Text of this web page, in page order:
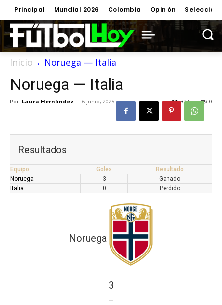
Principal Mundial 2026 Colombia Opinión Selección
Inicio Noruega — Italia
Noruega — Italia
Por Laura Hernández - 6 junio, 2025 0
324
Resultados
Equipo Goles
Resultado
Noruega
3
Ganado
Italia
0 Perdido
Noruega
3
—